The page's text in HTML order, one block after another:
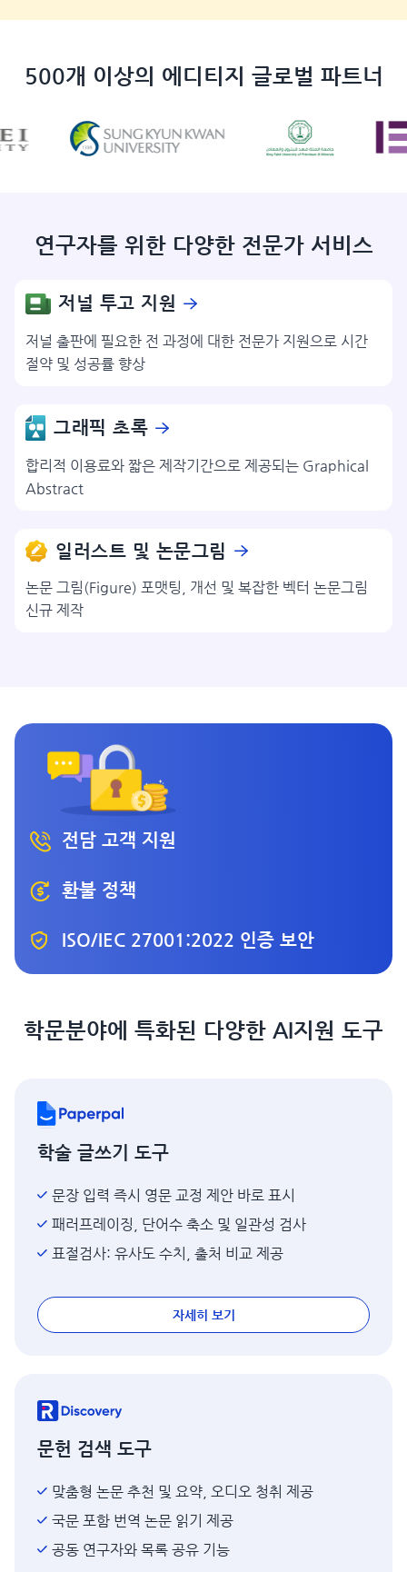
500개 이상의 에디티지 글로벌 파트너
연구자를 위한 다양한 전문가 서비스
저널 투고 지원
저널 출판에 필요한 전 과정에 대한 전문가 지원으로 시간
절약 및 성공률 향상
그래픽 초록
합리적 이용료와 짧은 제작기간으로 제공되는 Graphical
Abstract
일러스트 및 논문그림
논문 그림(Figure) 포맷팅, 개선 및 복잡한 벡터 논문그림
신규 제작
전담 고객 지원
환불 정책
ISO/IEC 27001:2022 인증 보안
학문분야에 특화된 다양한 AI지원 도구
학술 글쓰기 도구
문장 입력 즉시 영문 교정 제안 바로 표시
패러프레이징, 단어수 축소 및 일관성 검사
표절검사: 유사도 수치, 출처 비교 제공
자세히 보기
문헌 검색 도구
맞춤형 논문 추천 및 요약, 오디오 청취 제공
국문 포함 번역 논문 읽기 제공
공동 연구자와 목록 공유 기능